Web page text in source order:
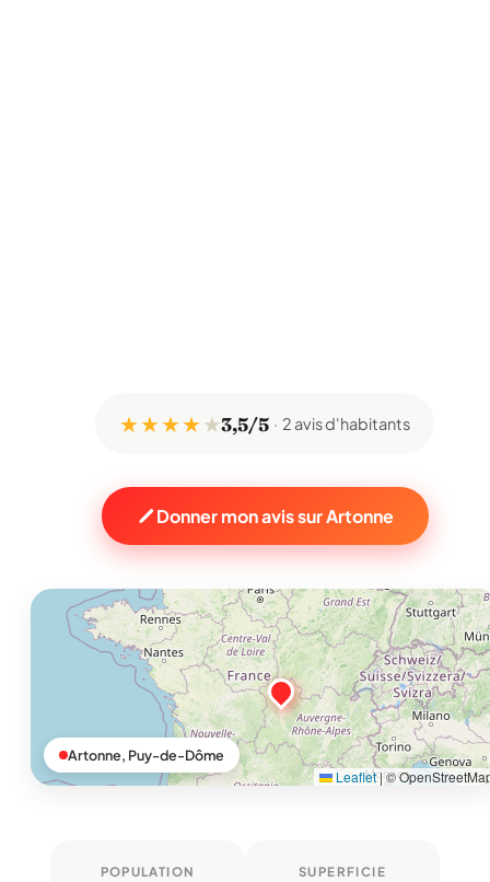
★ ★ ★ ★★3,5/5 2 avis d'habitants
Donner mon avis sur Artonne
Leaflet|©
Artonne, Puy-de-Dôme
POPULATION SUPERFICIE